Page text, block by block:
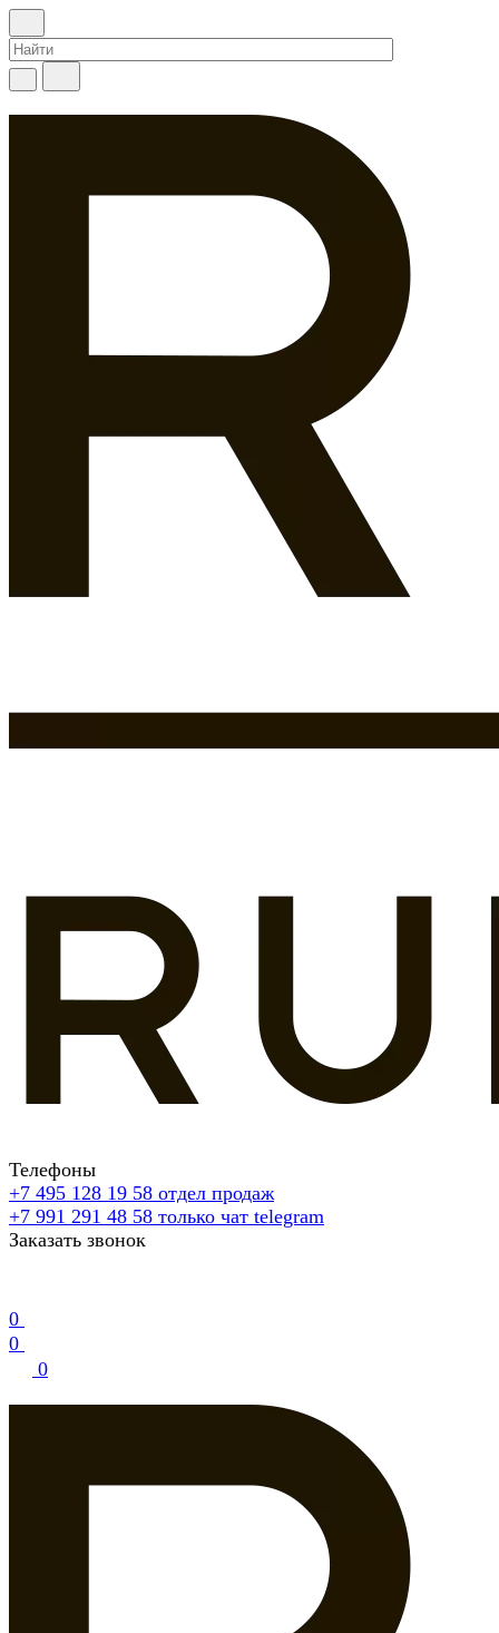
Телефоны
+7 495 128 19 58 отдел продаж
+7 991 291 48 58 только чат telegram
Заказать звонок
0
0
0